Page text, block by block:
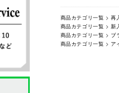
商品カテゴリ一覧 >再
商品カテゴリ一覧 >新
商品カテゴリ一覧 > ブ
商品カテゴリ一覧 > ア